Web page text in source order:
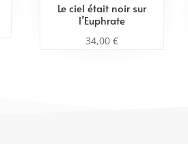
Le ciel était noir sur
l’Euphrate
34,00 €